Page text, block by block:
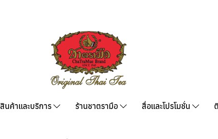
สินค้าและบริการ ร้านชาตรามือ สื่อและโปรโมชั่น